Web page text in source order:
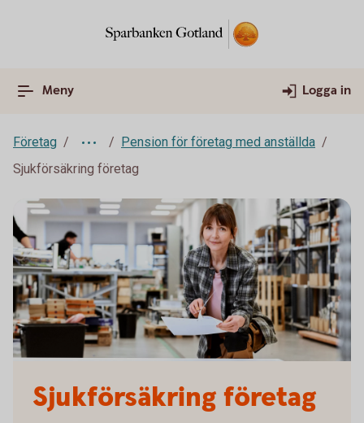
Meny Logga in
Företag
Pension för företag med anställda
Sjukförsäkring företag
Sjukförsäkring företag